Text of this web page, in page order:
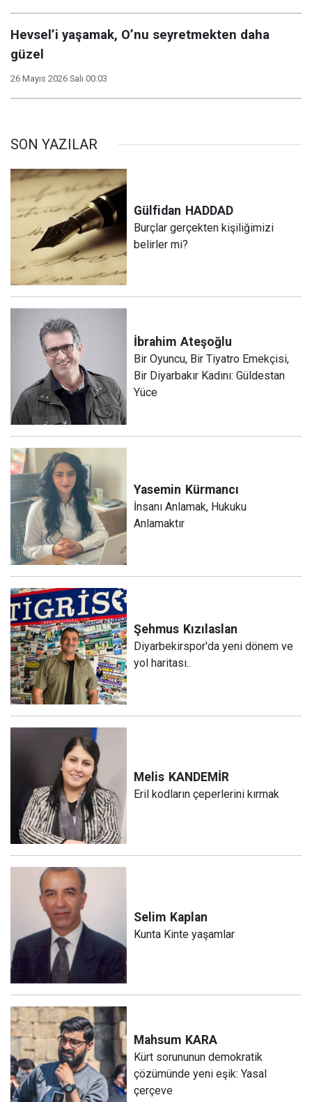
Hevsel’i yaşamak, O’nu seyretmekten daha
güzel
26 Mayıs 2026 Salı 00:03
SON YAZILAR
Gülfidan HADDAD
Burçlar gerçekten kişiliğimizi
belirler mi?
İbrahim Ateşoğlu
Bir Oyuncu, Bir Tiyatro Emekçisi,
Bir Diyarbakır Kadını: Güldestan
Yüce
Yasemin Kürmancı
İnsanı Anlamak, Hukuku
Anlamaktır
Şehmus Kızılaslan
Diyarbekirspor'da yeni dönem ve
yol haritası..
Melis KANDEMİR
Eril kodların çeperlerini kırmak
Selim Kaplan
Kunta Kinte yaşamlar
Mahsum KARA
Kürt sorununun demokratik
çözümünde yeni eşik: Yasal
çerçeve